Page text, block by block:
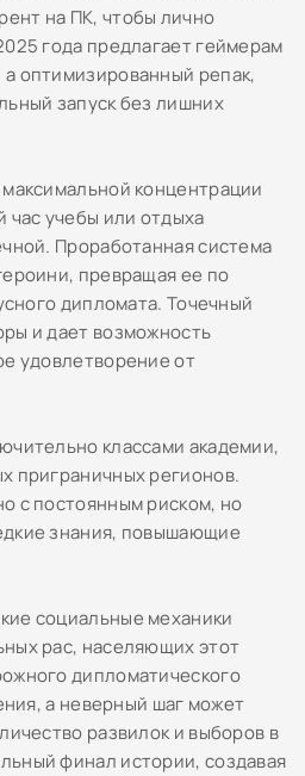
на ПК, чтобы лично
года предлагает геймерам
оптимизированный репак,
запуск без лишних
концентрации
час учебы или отдыха
Проработанная система
превращая ее по
дипломата. Точечный
и дает возможность
удовлетворение от
классами академии,
приграничных регионов.
с постоянным риском, но
знания, повышающие
социальные механики
рас, населяющих этот
дипломатического
а неверный шаг может
развилок и выборов в
финал истории, создавая